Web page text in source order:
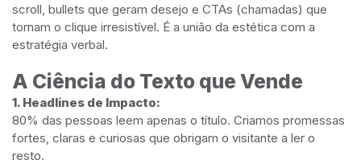
scroll, bullets que geram desejo e CTAs (chamadas) que
tornam o clique irresistível. É a união da estética com a
estratégia verbal.
A Ciência do Texto que Vende
1. Headlines de Impacto:
80% das pessoas leem apenas o título. Criamos promessas
fortes, claras e curiosas que obrigam o visitante a ler o
resto.